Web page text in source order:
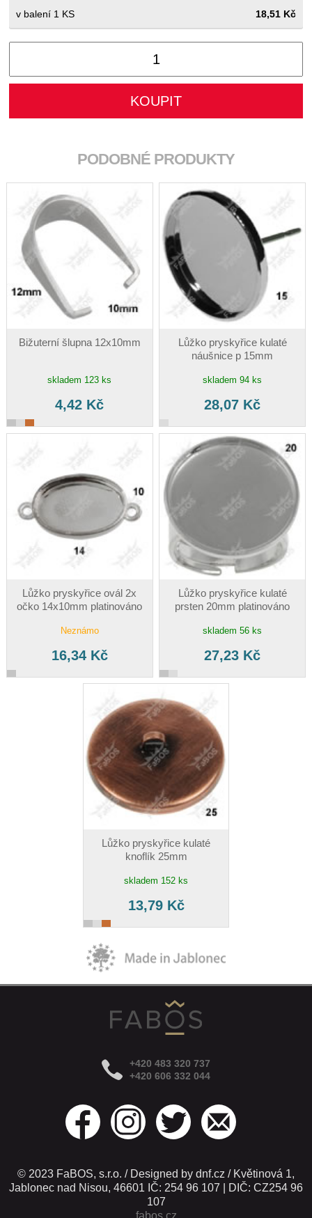
1 KS 18,51 Kč
PODOBNÉ PRODUKTY
Bižuterní šlupna 12x10mm
skladem 123 ks
4,42 Kč
Lůžko pryskyřice kulaté
náušnice p 15mm
skladem 94 ks
28,07 Kč
Lůžko pryskyřice ovál 2x
očko 14x10mm platinováno
Neznámo
16,34 Kč
Lůžko pryskyřice kulaté
prsten 20mm platinováno
skladem 56 ks
27,23 Kč
Lůžko pryskyřice kulaté
knoflík 25mm
skladem 152 ks
13,79 Kč
+420 483 320 737
+420 606 332 044
© 2023 FaBOS, s.r.o. / Designed by dnf.cz / Květinová 1,
Jablonec nad Nisou, 46601 IČ: 254 96 107 | DIČ: CZ254 96
107
fabos.cz